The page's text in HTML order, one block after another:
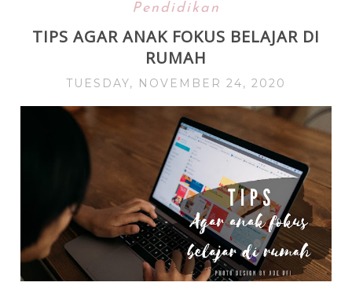
Pendidikan
TIPS AGAR ANAK FOKUS BELAJAR DI
RUMAH
TUESDAY, NOVEMBER 24, 2020